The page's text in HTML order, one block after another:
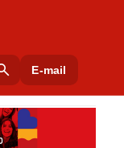
E-mail